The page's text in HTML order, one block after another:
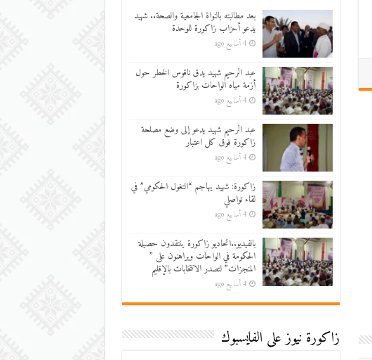
بعد مطالبته بالنواة الجامعية والصحة.. شهيد
يدعو أحزاب زاكورة للوحدة
4 أسابيع ago
عبد الرحيم شهيد يدق ناقوس الخطر حول
أزمة مياه الواحات بزاكورة
4 أسابيع ago
عبد الرحيم شهيد يدعو إلى وضع مصلحة
زاكورة فوق كل اعتبار
4 أسابيع ago
زاكورة: شهيد يهاجم “التغول الحكومي” في
لقاء تواصلي
4 أسابيع ago
بالفيديو..اتحاديو زاكورة ينتقدون حصيلة
الحكومة في الواحات ويراهنون على ”
المنجزات” لتصدر الانتخابات بالإقليم
4 أسابيع ago
زاكورة نيوز على الفايسبوك